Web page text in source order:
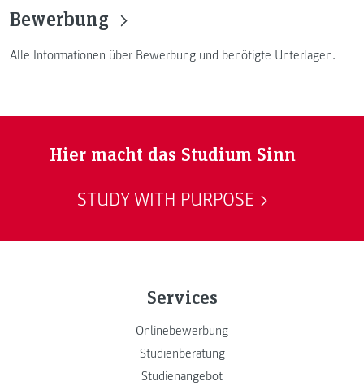
Bewerbung
Alle Informationen über Bewerbung und benötigte Unterlagen.
Hier macht das Studium Sinn
STUDY WITH PURPOSE
Services
Onlinebewerbung
Studienberatung
Studienangebot